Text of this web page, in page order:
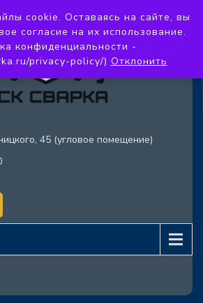
45 (угловое помещение)
cookie. Оставаясь на сайте, вы
согласие на их использование.
конфиденциальности -
privacy-policy/) Отклонить